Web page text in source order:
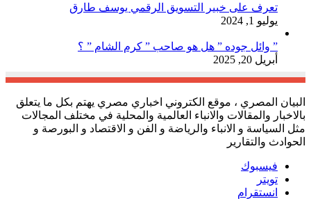
تعرف على خبير التسويق الرقمي يوسف طارق
يوليو 1, 2024
” وائل جوده ” هل هو صاحب ” كرم الشام ” ؟
أبريل 20, 2025
البيان المصري ، موقع الكتروني اخباري مصري يهتم بكل ما يتعلق
بالاخبار والمقالات والانباء العالمية والمحلية في مختلف المجالات
مثل السياسة و الانباء والرياضة و الفن و الاقتصاد و البورصة و
الحوادث والتقارير
فيسبوك
تويتر
انستقرام